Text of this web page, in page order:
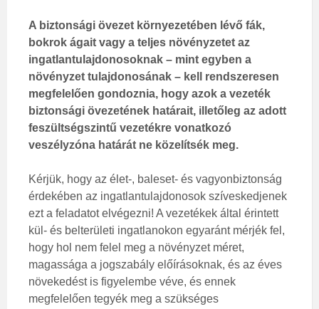
A biztonsági övezet környezetében lévő fák,
bokrok ágait vagy a teljes növényzetet az
ingatlantulajdonosoknak – mint egyben a
növényzet tulajdonosának – kell rendszeresen
megfelelően gondoznia, hogy azok a vezeték
biztonsági övezetének határait, illetőleg az adott
feszültségszintű vezetékre vonatkozó
veszélyzóna határát ne közelítsék meg.
Kérjük, hogy az élet-, baleset- és vagyonbiztonság
érdekében az ingatlantulajdonosok szíveskedjenek
ezt a feladatot elvégezni! A vezetékek által érintett
kül- és belterületi ingatlanokon egyaránt mérjék fel,
hogy hol nem felel meg a növényzet méret,
magassága a jogszabály előírásoknak, és az éves
növekedést is figyelembe véve, és ennek
megfelelően tegyék meg a szükséges